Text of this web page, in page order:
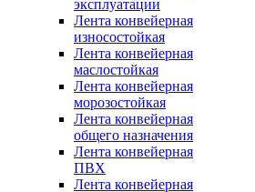
эксплуатации
Лента конвейерная
износостойкая
Лента конвейерная
маслостойкая
Лента конвейерная
морозостойкая
Лента конвейерная
общего назначения
Лента конвейерная
ПВХ
Лента конвейерная